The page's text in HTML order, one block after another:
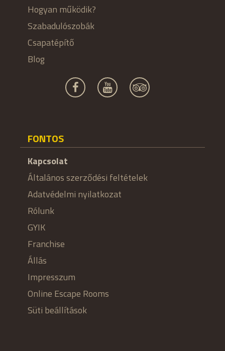
Hogyan működik?
Szabadulószobák
Csapatépítő
Blog
FONTOS
Kapcsolat
Általános szerződési feltételek
Adatvédelmi nyilatkozat
Rólunk
GYIK
Franchise
Állás
Impresszum
Online Escape Rooms
Süti beállítások